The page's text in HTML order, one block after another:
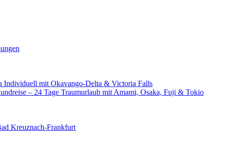
Individuell mit Okavango-Delta & Victoria Falls
– 24 Tage Traumurlaub mit Amami, Osaka, Fuji & Tokio
Kreuznach-Frankfurt